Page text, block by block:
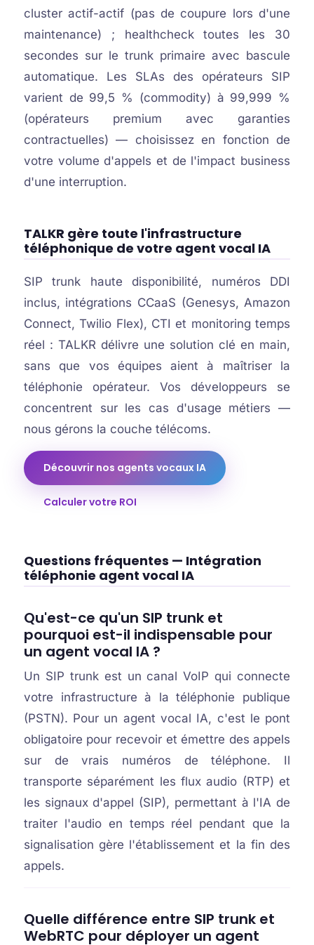
cluster actif-actif (pas de coupure lors d'une
maintenance) ; healthcheck toutes les 30
secondes sur le trunk primaire avec bascule
automatique. Les SLAs des opérateurs SIP
varient de 99,5 % (commodity) à 99,999 %
(opérateurs premium avec garanties
contractuelles) — choisissez en fonction de
votre volume d'appels et de l'impact business
d'une interruption.
TALKR gère toute l'infrastructure
téléphonique de votre agent vocal IA
SIP trunk haute disponibilité, numéros DDI
inclus, intégrations CCaaS (Genesys, Amazon
Connect, Twilio Flex), CTI et monitoring temps
réel : TALKR délivre une solution clé en main,
sans que vos équipes aient à maîtriser la
téléphonie opérateur. Vos développeurs se
concentrent sur les cas d'usage métiers —
nous gérons la couche télécoms.
Découvrir nos agents vocaux IA
Calculer votre ROI
Questions fréquentes — Intégration
téléphonie agent vocal IA
Qu'est-ce qu'un SIP trunk et
pourquoi est-il indispensable pour
un agent vocal IA ?
Un SIP trunk est un canal VoIP qui connecte
votre infrastructure à la téléphonie publique
(PSTN). Pour un agent vocal IA, c'est le pont
obligatoire pour recevoir et émettre des appels
sur de vrais numéros de téléphone. Il
transporte séparément les flux audio (RTP) et
les signaux d'appel (SIP), permettant à l'IA de
traiter l'audio en temps réel pendant que la
signalisation gère l'établissement et la fin des
appels.
Quelle différence entre SIP trunk et
WebRTC pour déployer un agent